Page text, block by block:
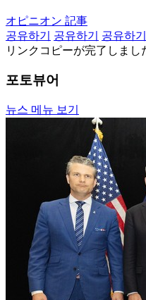
オピニオン 記事
공유하기
공유하기 공유하기
リンクコピーが完了しまし
포토뷰어
뉴스 메뉴 보기